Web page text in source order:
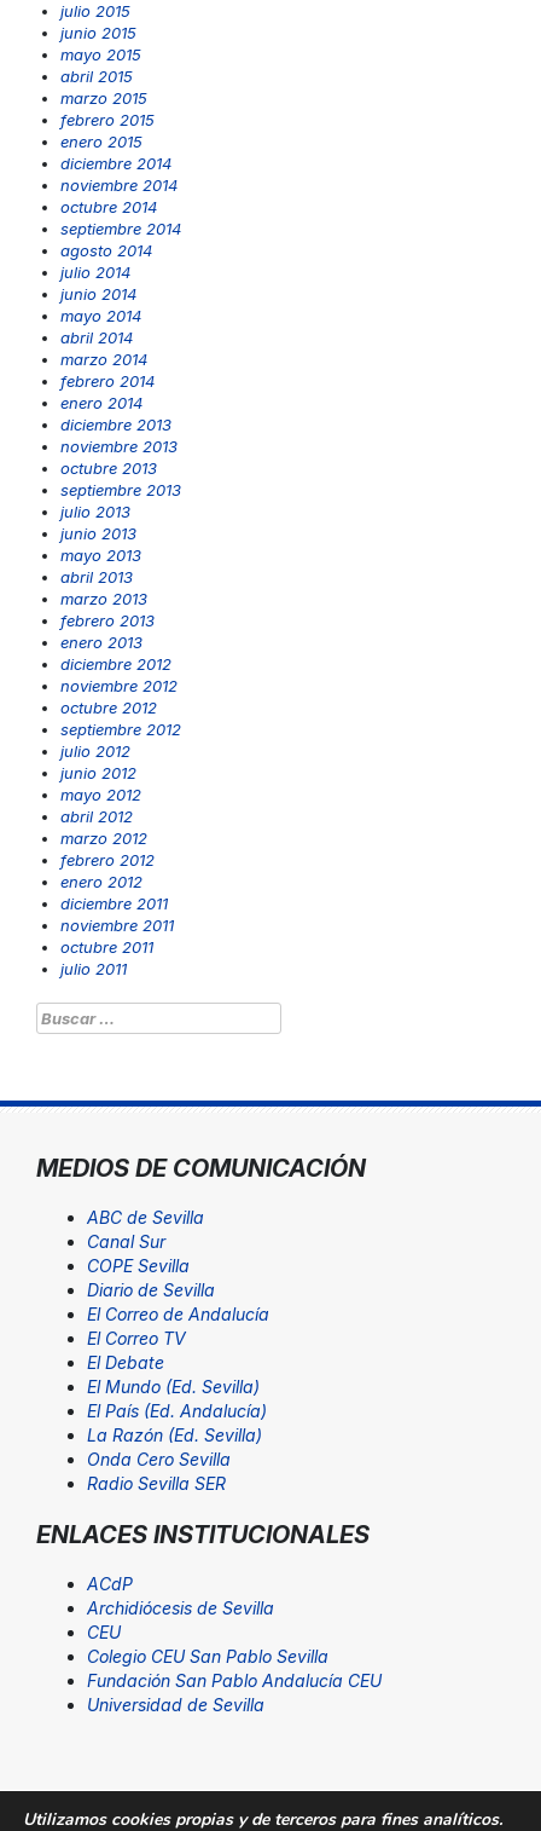
julio 2015
junio 2015
mayo 2015
abril 2015
marzo 2015
febrero 2015
enero 2015
diciembre 2014
noviembre 2014
octubre 2014
septiembre 2014
agosto 2014
julio 2014
junio 2014
mayo 2014
abril 2014
marzo 2014
febrero 2014
enero 2014
diciembre 2013
noviembre 2013
octubre 2013
septiembre 2013
julio 2013
junio 2013
mayo 2013
abril 2013
marzo 2013
febrero 2013
enero 2013
diciembre 2012
noviembre 2012
octubre 2012
septiembre 2012
julio 2012
junio 2012
mayo 2012
abril 2012
marzo 2012
febrero 2012
enero 2012
diciembre 2011
noviembre 2011
octubre 2011
julio 2011
Buscar:
MEDIOS DE COMUNICACIÓN
ABC de Sevilla
Canal Sur
COPE Sevilla
Diario de Sevilla
El Correo de Andalucía
El Correo TV
El Debate
El Mundo (Ed. Sevilla)
El País (Ed. Andalucía)
La Razón (Ed. Sevilla)
Onda Cero Sevilla
Radio Sevilla SER
ENLACES INSTITUCIONALES
ACdP
Archidiócesis de Sevilla
CEU
Colegio CEU San Pablo Sevilla
Fundación San Pablo Andalucía CEU
Universidad de Sevilla
Utilizamos cookies propias y de terceros para fines analíticos.